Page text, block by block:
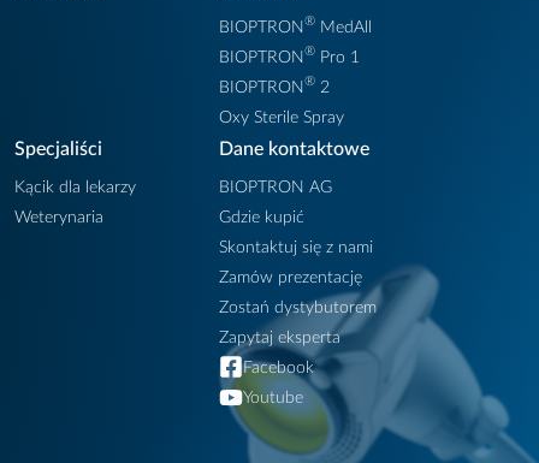
BIOPTRON®MedAll
BIOPTRON®Pro 1
BIOPTRON®2
Oxy Sterile Spray
Specjaliści
Kącik dla lekarzy
Weterynaria
Dane kontaktowe
BIOPTRON AG
Gdzie kupić
Skontaktuj się z nami
Zamów prezentację
Zostań dystybutorem
Zapytaj eksperta
Facebook
Youtube